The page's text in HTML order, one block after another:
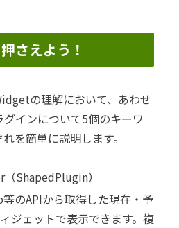
さえよう！
の理解において、あわせ
インについて5個のキーワ
を簡単に説明します。
ShapedPlugin）
のAPIから取得した現在・予
ジェットで表示できます。複